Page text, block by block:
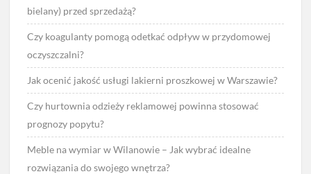
bielany) przed sprzedażą?
Czy koagulanty pomogą odetkać odpływ w przydomowej
oczyszczalni?
Jak ocenić jakość usługi lakierni proszkowej w Warszawie?
Czy hurtownia odzieży reklamowej powinna stosować
prognozy popytu?
Meble na wymiar w Wilanowie – Jak wybrać idealne
rozwiązania do swojego wnętrza?